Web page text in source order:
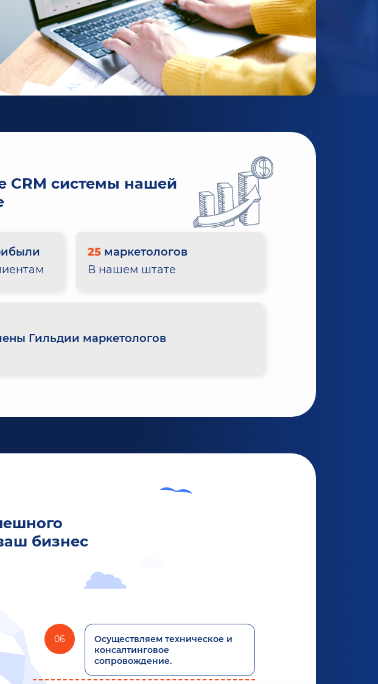
CRM системы нашей
25 маркетологов
В нашем штате
Гильдии маркетологов
бизнес
06
Осуществляем техническое и
консалтинговое
сопровождение.